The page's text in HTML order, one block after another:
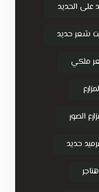
على الحديد
شعر حديد
ملكي
الصور
حديد